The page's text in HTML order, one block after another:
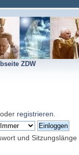
ZDW
oder registrieren
und Sitzungslänge